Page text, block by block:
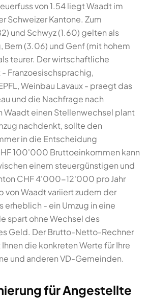
von 1.54 liegt Waadt im
Schweizer Kantone. Zum
und Schwyz (1.60) gelten als
Bern (3.06) und Genf (mit hohem
teurer. Der wirtschaftliche
Franzoesischsprachig,
Weinbau Lavaux - praegt das
und die Nachfrage nach
Waadt einen Stellenwechsel plant
nachdenkt, sollte den
in die Entscheidung
100'000 Bruttoeinkommen kann
einem steuergünstigen und
CHF 4'000-12'000 pro Jahr
von Waadt variiert zudem der
erheblich - ein Umzug in eine
spart ohne Wechsel des
Geld. Der Brutto-Netto-Rechner
die konkreten Werte für Ihre
und anderen VD-Gemeinden.
für Angestellte